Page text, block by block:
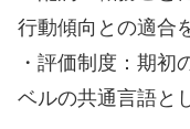
行動傾向との適合
・評価制度：期初
ベルの共通言語と